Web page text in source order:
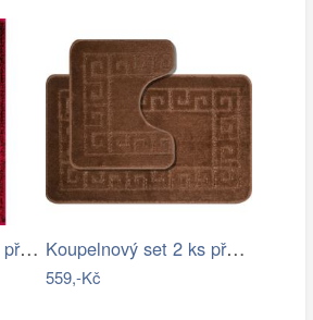
BO-MA, Koupelnová předložka Ella micro… Koupelnový set 2 ks předložek WAYMORE
559,-Kč